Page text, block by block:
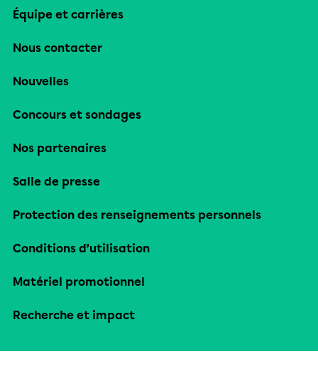
Équipe et carrières
Nous contacter
Nouvelles
Concours et sondages
Nos partenaires
Salle de presse
Protection des renseignements personnels
Conditions d’utilisation
Matériel promotionnel
Recherche et impact